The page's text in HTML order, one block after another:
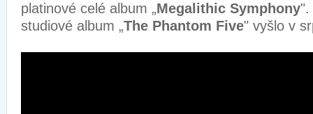
platinové celé album „Megalithic Symphony".
studiové album „The Phantom Five" vyšlo v